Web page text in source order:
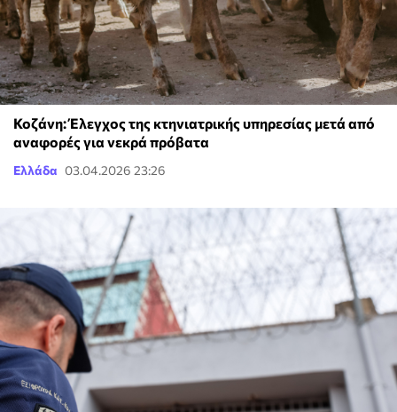
Κοζάνη: Έλεγχος της κτηνιατρικής υπηρεσίας μετά από
αναφορές για νεκρά πρόβατα
Ελλάδα 03.04.2026 23:26